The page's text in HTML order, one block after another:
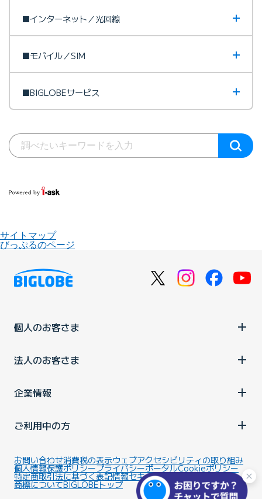
■インターネット／光回線
■モバイル／SIM
■BIGLOBEサービス
サイトマップ
びっぷるのページ
個人のお客さま
法人のお客さま
企業情報
ご利用中の方
お問い合わせ消費税の表示ウェブアクセシビリティの取り組み
個人情報保護ポリシープライバシーポータルCookieポリシー
特定商取引法に基づく表記情報セキュリティ基本方針
商標についてBIGLOBEトップ